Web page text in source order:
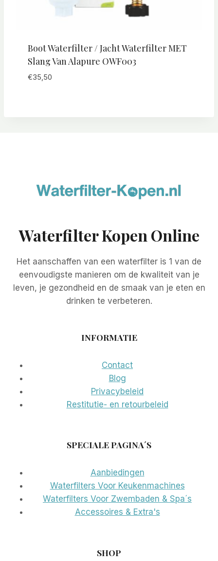
Boot Waterfilter / Jacht Waterfilter MET
Slang Van Alapure OWF003
€35,50
Waterfilter Kopen Online
Het aanschaffen van een waterfilter is 1 van de
eenvoudigste manieren om de kwaliteit van je
leven, je gezondheid en de smaak van je eten en
drinken te verbeteren.
INFORMATIE
Contact
Blog
Privacybeleid
Restitutie- en retourbeleid
SPECIALE PAGINA´S
Aanbiedingen
Waterfilters Voor Keukenmachines
Waterfilters Voor Zwembaden & Spa´s
Accessoires & Extra's
SHOP